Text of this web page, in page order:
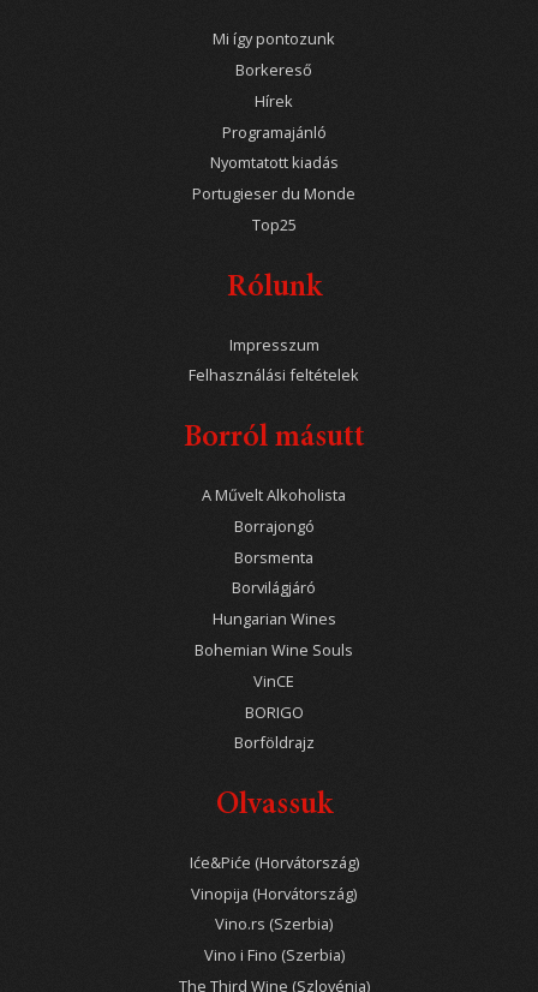
Mi így pontozunk
Borkereső
Hírek
Programajánló
Nyomtatott kiadás
Portugieser du Monde
Top25
Rólunk
Impresszum
Felhasználási feltételek
Borról másutt
A Művelt Alkoholista
Borrajongó
Borsmenta
Borvilágjáró
Hungarian Wines
Bohemian Wine Souls
VinCE
BORIGO
Borföldrajz
Olvassuk
Iće&Piće (Horvátország)
Vinopija (Horvátország)
Vino.rs (Szerbia)
Vino i Fino (Szerbia)
The Third Wine (Szlovénia)